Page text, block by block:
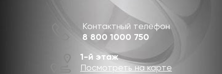
Контактный телефон
8 800 1000 750
1-й этаж
Посмотреть на карте